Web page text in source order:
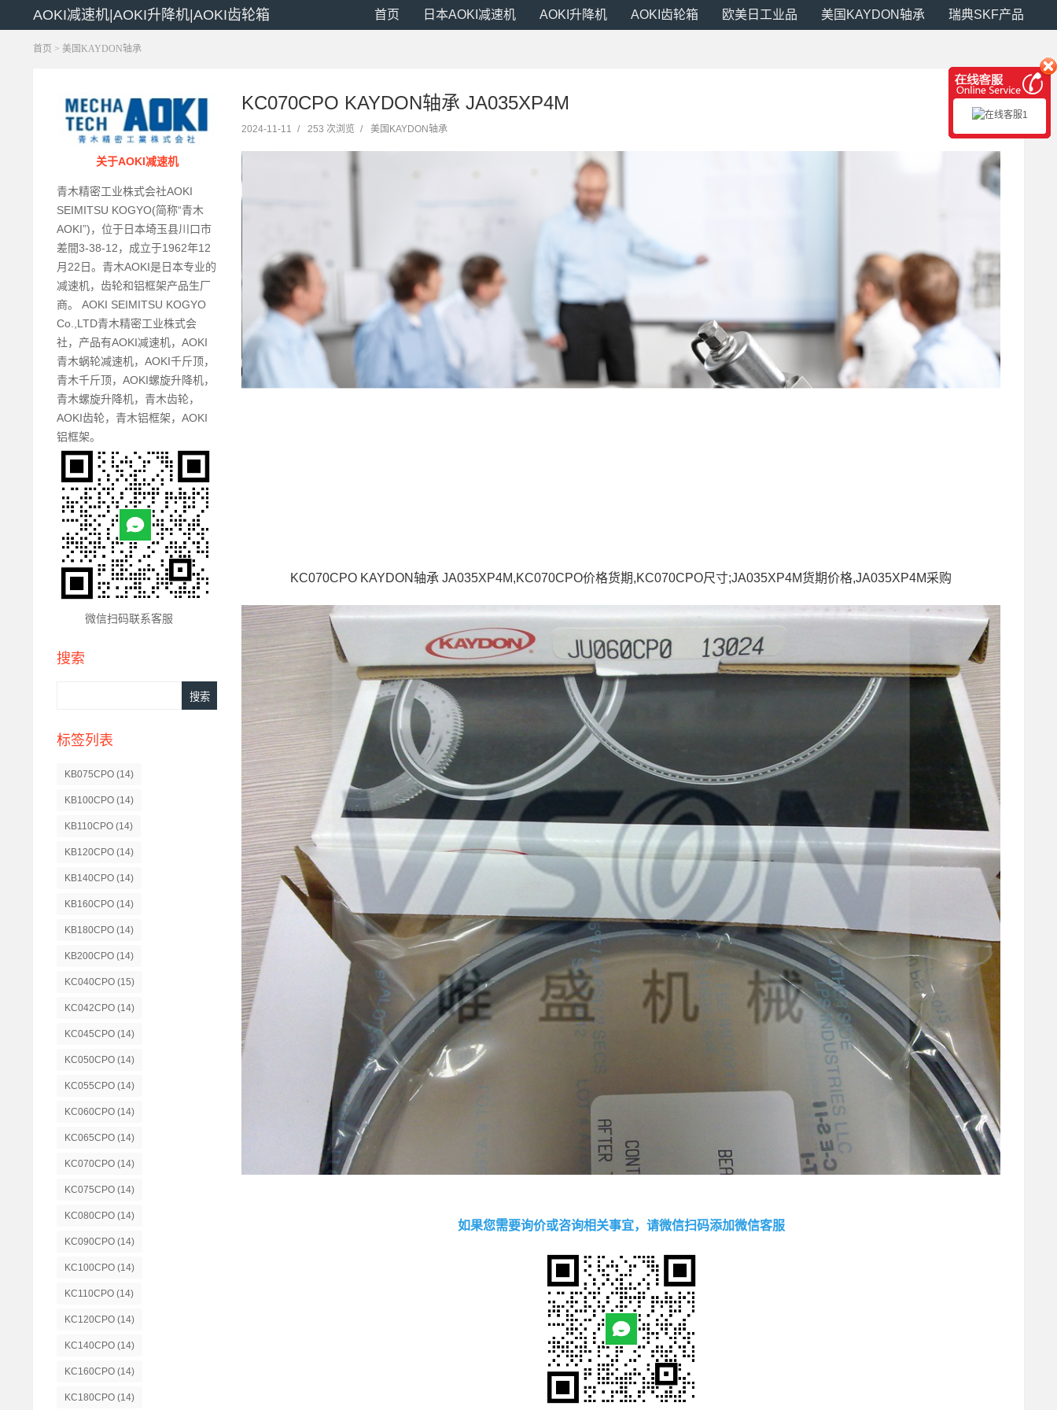
AOKI减速机|AOKI升降机|AOKI齿轮箱 首页 日本AOKI减速机 AOKI升降机 AOKI齿轮箱 欧美日工业品 美国KAYDON轴承 瑞典SKF产品
首页 > 美国KAYDON轴承
关于AOKI减速机
青木精密工业株式会社AOKI
SEIMITSU KOGYO(简称“青木
AOKI”)，位于日本埼玉县川口市
差間3-38-12，成立于1962年12
月22日。青木AOKI是日本专业的
减速机，齿轮和铝框架产品生厂
商。 AOKI SEIMITSU KOGYO
Co.,LTD青木精密工业株式会
社，产品有AOKI减速机，AOKI
青木蜗轮减速机，AOKI千斤顶，
青木千斤顶，AOKI螺旋升降机，
青木螺旋升降机，青木齿轮，
AOKI齿轮，青木铝框架，AOKI
铝框架。
微信扫码联系客服
搜索
标签列表
KB075CPO (14)
KB100CPO (14)
KB110CPO (14)
KB120CPO (14)
KB140CPO (14)
KB160CPO (14)
KB180CPO (14)
KB200CPO (14)
KC040CPO (15)
KC042CPO (14)
KC045CPO (14)
KC050CPO (14)
KC055CPO (14)
KC060CPO (14)
KC065CPO (14)
KC070CPO (14)
KC075CPO (14)
KC080CPO (14)
KC090CPO (14)
KC100CPO (14)
KC110CPO (14)
KC120CPO (14)
KC140CPO (14)
KC160CPO (14)
KC180CPO (14)
KC070CPO KAYDON轴承 JA035XP4M
2024-11-11 / 253 次浏览 / 美国KAYDON轴承
KC070CPO KAYDON轴承 JA035XP4M,KC070CPO价格货期,KC070CPO尺寸;JA035XP4M货期价格,JA035XP4M采购
如果您需要询价或咨询相关事宜，请微信扫码添加微信客服